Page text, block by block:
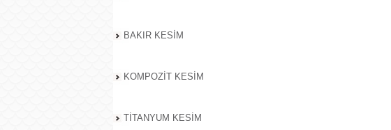
BAKIR KESİM
KOMPOZİT KESİM
TİTANYUM KESİM